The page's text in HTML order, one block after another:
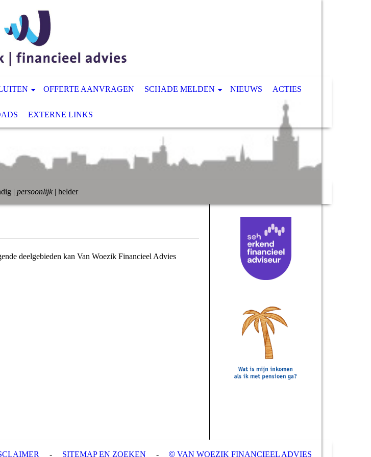
OFFERTE AANVRAGEN SCHADE MELDEN NIEUWS ACTIES
EXTERNE LINKS
| persoonlijk | helder
deelgebieden kan Van Woezik Financieel Advies
- SITEMAP EN ZOEKEN - © VAN WOEZIK FINANCIEEL ADVIES